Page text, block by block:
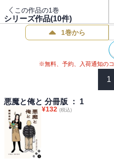
この作品の1巻
シリーズ作品(10件)
1巻から
※無料、予約、入荷通知の
1
悪魔と俺と 分冊版 ： 1
¥132 (税込)